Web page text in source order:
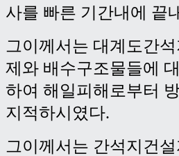
사를 빠른 기간내에 끝
그이께서는 대계도간
제와 배수구조물들에
하여 해일피해로부터
지적하시였다.
그이께서는 간석지건